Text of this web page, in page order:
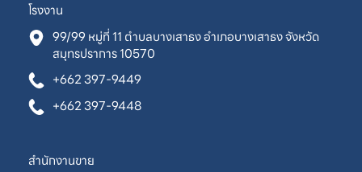
โรงงาน
99/99 หมู่ที่ 11 ตำบลบางเสาธง อำเภอบางเสาธง จังหวัด
สมุทรปราการ 10570
+662 397-9449
+662 397-9448
สำนักงานขาย